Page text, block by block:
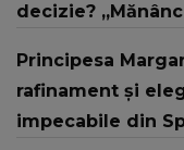
decizie?
Principesa
rafinament și
impecabile din